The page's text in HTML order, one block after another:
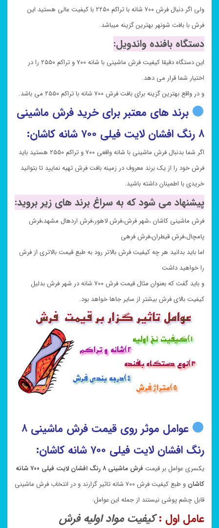
ولی اگر دنبال فرش ۷۰۰ شانه با تراکم ۲۲۵۰ با کیفیت عالی هستید این
فرش با بافت شونهر بهترین گزینه میباشد.
دستگاه بافنده واندویل:
این دستگاه دقیقا کیفیت فرش ماشینی با شانه ۷۰۰ و تراکم ۲۵۵۰ را در
اختیار شما قرار می دهد.
و در واقع بهترین گزینه برای بافت فرش ۷۰۰ شانه با تراکم ۲۵۵۰ می باشد.
برند های معتبر برای خرید فرش ماشینی
۸ رنگ افشان لایت فیلی ۷۰۰ شانه کاشان:
اگر شما بدنبال فرش ماشینی با شانه واقعی ۷۰۰ و تراکم ۲۵۵۰ هستید باید
فرش خود را از یک برند معروف در زمینه بافت فرش تهیه نمایید تا بتوانید
خریدی با اطمینان داشته باشید.
پیشنهاد می شود که به سراغ برند های زیر بروید:
فرش ماشینی کاشان ،شهر فرش،فرش لاهور،فرش اردهال مشهد،فرش
پامچال،فرش قیطران،فرش فرهی
اما باید بدانید هر چه کیفیت فرش بالاتر رود به طبع قیمت بالاتری از فرش
را خواهید داشت
و باید گفت که بعنوان مثال قیمت فرش ۷۰۰ شانه در شهر فرش بدلیل
کیفیت بالای فرش بیشتر از سایر جاها خواهد بود.
عوامل موثر روی قیمت فرش ماشینی ۸
رنگ افشان لایت فیلی ۷۰۰ شانه کاشان:
یکسری عوامل بر قیمت
فرش ماشینی ۸ رنگ افشان لایت فیلی ۷۰۰ شانه
کاشان
و طبع کیفیت فرش ۷۰۰ شانه تاثیر گزارند و در انتخاب فرش ماشینی
قابل چشم پوشی نیستند از جمله این عوامل:
عامل اول : کیفیت مواد اولیه فرش